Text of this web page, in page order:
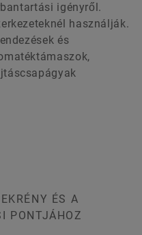
igényről.
használják.
és
ÉS A
PONTJÁHOZ